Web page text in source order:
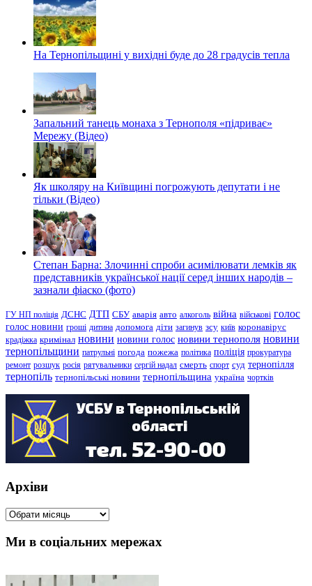
На Тернопільщині у вихідні буде до 28 градусів тепла
Запальний танець монаха з Тернополя «підриває»
Мережу (Відео)
Як школяру на Київщині погрожують депутати і не
тільки (Відео)
Степан Барна: Злочинні спроби асимілювати лемків як
представників української нації серед інших народів –
зазнали фіаско (фото)
ГУ НП поліція ДСНС ДТП СБУ аварія авто алкоголь війна військові голос
голос новини гроші дитина допомога діти загинув зсу київ коронавірус
крадіжка кримінал новини новини голос новини тернополя новини
тернопільщини патрульні погода пожежа політика поліція прокуратура
ремонт розшук росія рятувальники сергій надал смерть спорт суд тернопілля
тернопіль тернопільські новини тернопільщина україна чортків
Архіви
Архіви
Ми в соціальних мережах